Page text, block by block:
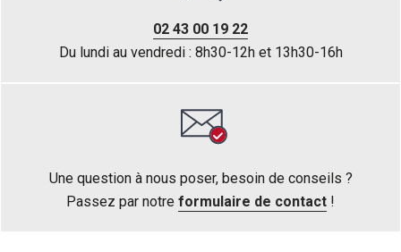
02 43 00 19 22
Du lundi au vendredi : 8h30-12h et 13h30-16h
Une question à nous poser, besoin de conseils ?
Passez par notre formulaire de contact !